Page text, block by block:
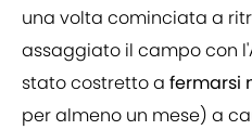
una volta cominciata a
assaggiato il campo con
stato costretto a fermarsi
per almeno un mese) a